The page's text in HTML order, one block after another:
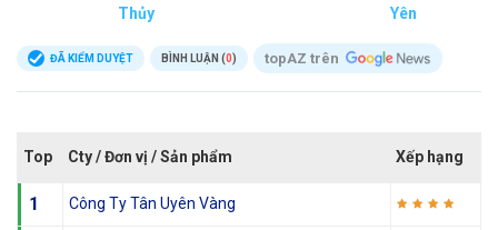
Thủy
Yên
ĐÃ KIỂM DUYỆT BÌNH LUẬN (0) topAZ trên
Top Cty / Đơn vị / Sản phẩm Xếp hạng
1 Công Ty Tân Uyên Vàng